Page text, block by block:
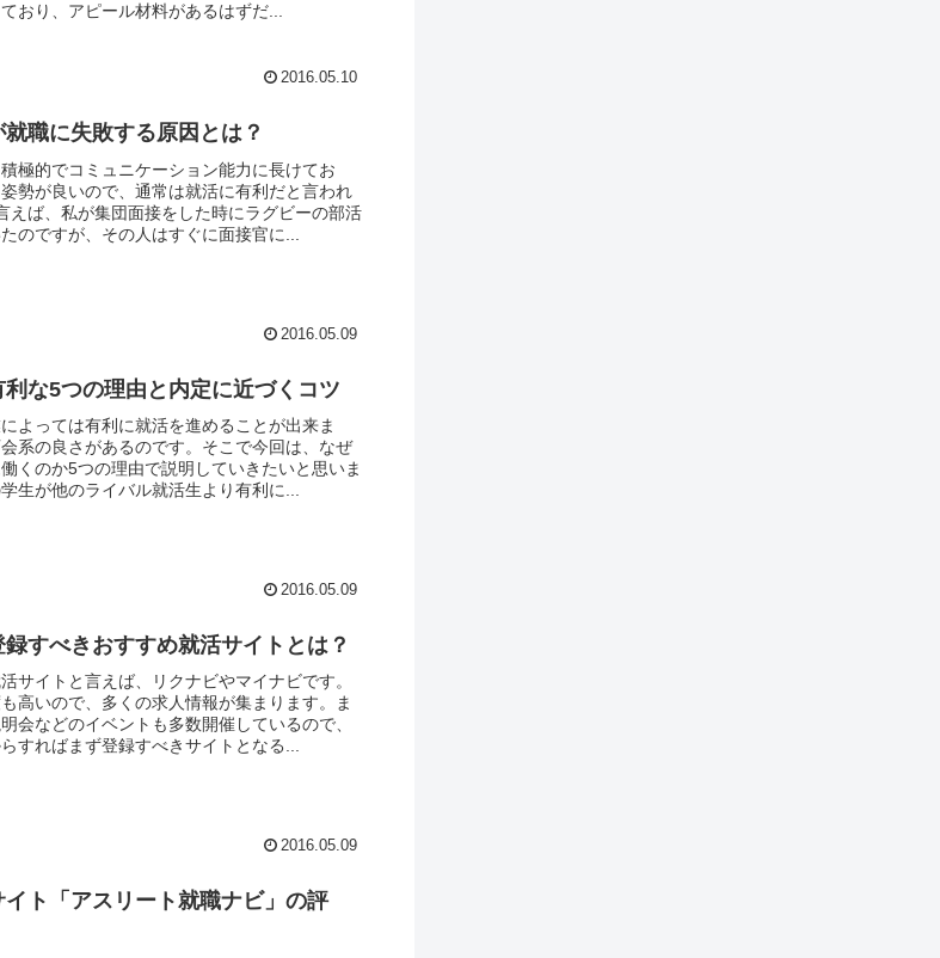
おり、アピール材料があるはずだ...
2016.05.10
職に失敗する原因とは？
極的でコミュニケーション能力に長けてお
勢が良いので、通常は就活に有利だと言われ
えば、私が集団面接をした時にラグビーの部活
のですが、その人はすぐに面接官に...
2016.05.09
な5つの理由と内定に近づくコツ
よっては有利に就活を進めることが出来ま
系の良さがあるのです。そこで今回は、なぜ
くのか5つの理由で説明していきたいと思いま
生が他のライバル就活生より有利に...
2016.05.09
すべきおすすめ就活サイトとは？
サイトと言えば、リクナビやマイナビです。
高いので、多くの求人情報が集まります。ま
会などのイベントも多数開催しているので、
すればまず登録すべきサイトとなる...
2016.05.09
ト「アスリート就職ナビ」の評